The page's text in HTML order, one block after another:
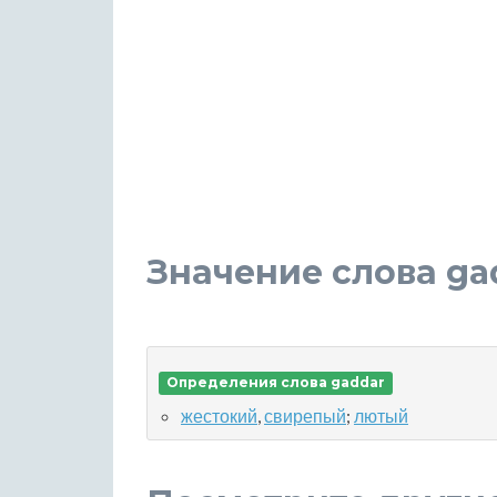
Значение слова
Определения слова gaddar
жестокий,свирепый; лютый